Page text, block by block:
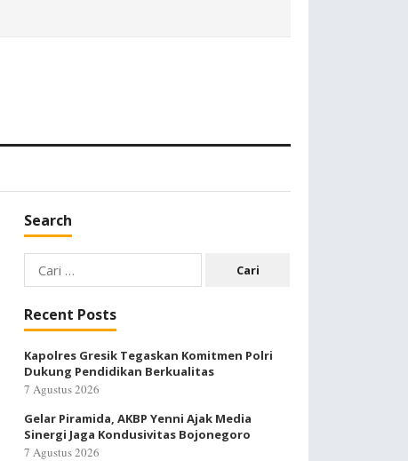
Search
Cari
untuk:
Recent Posts
Kapolres Gresik Tegaskan Komitmen Polri
Dukung Pendidikan Berkualitas
7 Agustus 2026
Gelar Piramida, AKBP Yenni Ajak Media
Sinergi Jaga Kondusivitas Bojonegoro
7 Agustus 2026